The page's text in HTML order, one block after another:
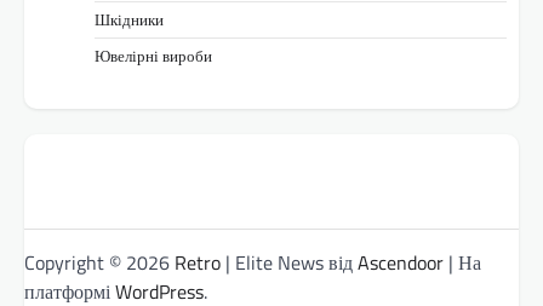
Шкідники
Ювелірні вироби
Copyright © 2026 Retro | Elite News відAscendoor | На
платформіWordPress.